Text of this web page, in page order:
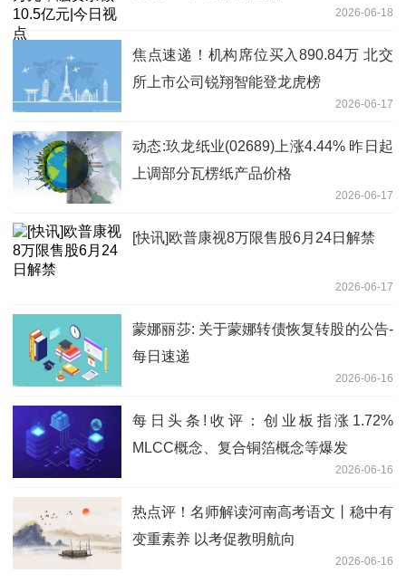
2026-06-18
焦点速递！机构席位买入890.84万 北交
所上市公司锐翔智能登龙虎榜
2026-06-17
动态:玖龙纸业(02689)上涨4.44% 昨日起
上调部分瓦楞纸产品价格
2026-06-17
[快讯]欧普康视8万限售股6月24日解禁
2026-06-17
蒙娜丽莎: 关于蒙娜转债恢复转股的公告-
每日速递
2026-06-16
每日头条!收评：创业板指涨1.72%
MLCC概念、复合铜箔概念等爆发
2026-06-16
热点评！名师解读河南高考语文丨稳中有
变重素养 以考促教明航向
2026-06-16